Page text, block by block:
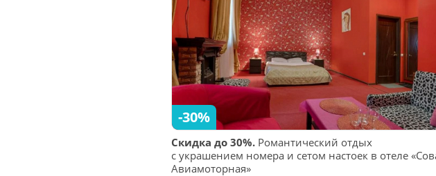
Скидка до 30%. Романтический отдых
с украшением номера и сетом настоек в отеле
Авиамоторная»
-30%